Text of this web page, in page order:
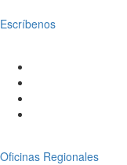
Escríbenos
Oficinas Regionales